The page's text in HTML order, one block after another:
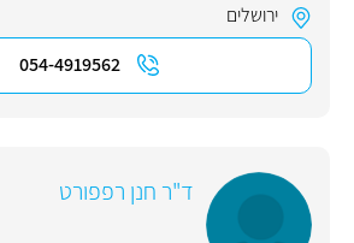
ירושלים
054-4919562
ד"ר חנן רפפורט